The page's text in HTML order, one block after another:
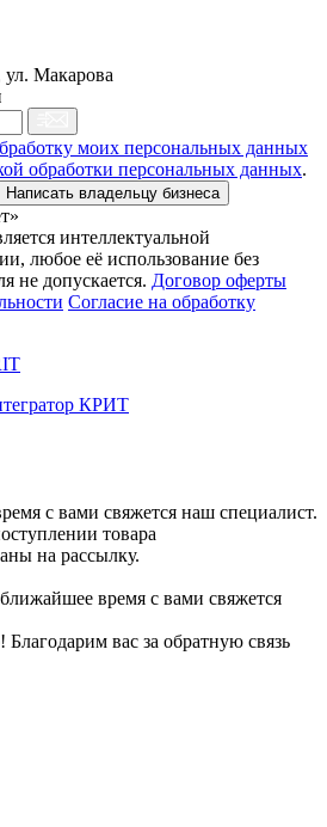
ул. Макарова
моих персональных данных
обработки персональных данных.
Написать владельцу бизнеса
интеллектуальной
любое её использование без
не допускается. Договор оферты
Согласие на обработку
КРИТ
с вами свяжется наш специалист.
товара
на рассылку.
время с вами свяжется
Благодарим вас за обратную связь